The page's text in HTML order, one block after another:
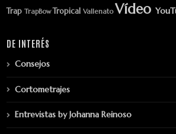
Trap TrapBow Tropical Vallenato Vídeo
DE INTERÉS
Consejos
Cortometrajes
Entrevistas by Johanna Reinoso